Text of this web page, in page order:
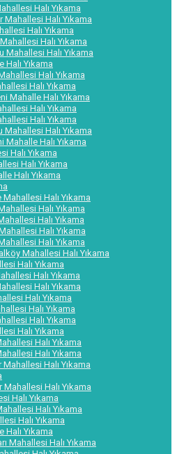
Halı Yıkama
Mahallesi Halı Yıkama
Halı Yıkama
Halı Yıkama
Mahallesi Halı Yıkama
Halı Yıkama
Halı Yıkama
Halı Yıkama
Mahalle Halı Yıkama
Halı Yıkama
Halı Yıkama
Halı Yıkama
Mahalle Halı Yıkama
Halı Yıkama
Halı Yıkama
Halı Yıkama
Halı Yıkama
Halı Yıkama
Halı Yıkama
Halı Yıkama
Halı Yıkama
Mahallesi Halı Yıkama
Halı Yıkama
Halı Yıkama
Halı Yıkama
Halı Yıkama
Halı Yıkama
Halı Yıkama
Halı Yıkama
Halı Yıkama
Halı Yıkama
Halı Yıkama
Halı Yıkama
Halı Yıkama
Halı Yıkama
Halı Yıkama
Halı Yıkama
Mahallesi Halı Yıkama